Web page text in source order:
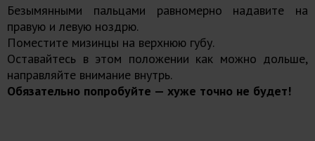
Безымянными пальцами равномерно надавите на
правую и левую ноздрю.
Поместите мизинцы на верхнюю губу.
Оставайтесь в этом положении как можно дольше,
направляйте внимание внутрь.
Обязательно попробуйте — хуже точно не будет!